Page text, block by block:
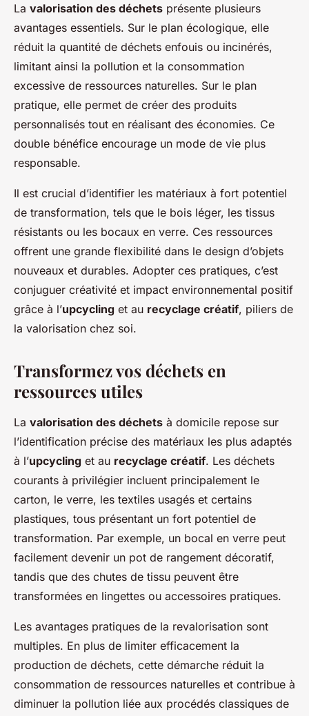
La valorisation des déchets présente plusieurs
avantages essentiels. Sur le plan écologique, elle
réduit la quantité de déchets enfouis ou incinérés,
limitant ainsi la pollution et la consommation
excessive de ressources naturelles. Sur le plan
pratique, elle permet de créer des produits
personnalisés tout en réalisant des économies. Ce
double bénéfice encourage un mode de vie plus
responsable.
Il est crucial d’identifier les matériaux à fort potentiel
de transformation, tels que le bois léger, les tissus
résistants ou les bocaux en verre. Ces ressources
offrent une grande flexibilité dans le design d’objets
nouveaux et durables. Adopter ces pratiques, c’est
conjuguer créativité et impact environnemental positif
grâce à l’upcycling et au recyclage créatif, piliers de
la valorisation chez soi.
Transformez vos déchets en
ressources utiles
La valorisation des déchets à domicile repose sur
l’identification précise des matériaux les plus adaptés
à l’upcycling et au recyclage créatif. Les déchets
courants à privilégier incluent principalement le
carton, le verre, les textiles usagés et certains
plastiques, tous présentant un fort potentiel de
transformation. Par exemple, un bocal en verre peut
facilement devenir un pot de rangement décoratif,
tandis que des chutes de tissu peuvent être
transformées en lingettes ou accessoires pratiques.
Les avantages pratiques de la revalorisation sont
multiples. En plus de limiter efficacement la
production de déchets, cette démarche réduit la
consommation de ressources naturelles et contribue à
diminuer la pollution liée aux procédés classiques de